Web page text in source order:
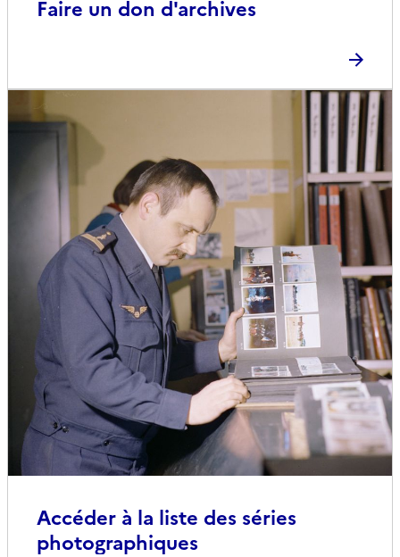
Faire un don d'archives
Accéder à la liste des séries
photographiques